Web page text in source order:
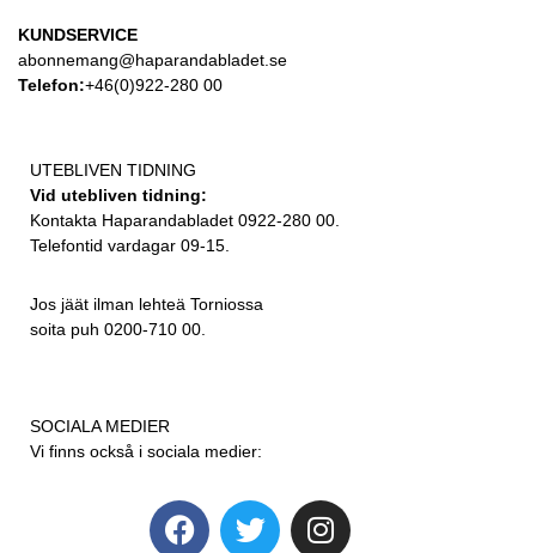
KUNDSERVICE
abonnemang@haparandabladet.se
Telefon:+46(0)922-280 00
UTEBLIVEN TIDNING
Vid utebliven tidning:
Kontakta Haparandabladet 0922-280 00.
Telefontid vardagar 09-15.
Jos jäät ilman lehteä Torniossa
soita puh 0200-710 00.
SOCIALA MEDIER
Vi finns också i sociala medier: